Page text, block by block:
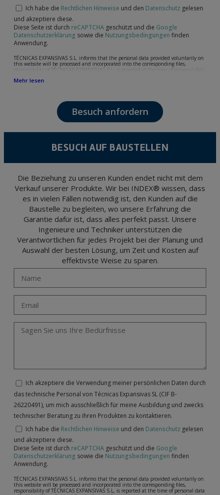
Ich habe die Rechtlichen Hinweise und den Datenschutz gelesen
und akzeptiere diese.
Diese Seite ist durch reCAPTCHA geschützt und die Google
Datenschutzerklärung sowie die Nutzungsbedingungen finden
Anwendung.
TÉCNICAS EXPANSIVAS S.L. informs that the personal data provided voluntarily on
this website will be processed and incorporated into the corresponding files,
responsibility of TÉCNICAS EXPANSIVAS S.L, is reported at the time of personal data
following: attention to your referred request, complaint or question, established
The data in our files are strictly confidential and shall be treated with the utmost
confidentiality and shall comply with all the requirements provided for the General
Data Protection Regulation (GDPR) 2016.
encrypted. Should these details be sent, it is done so under your sole responsibility.
and opposition under the provisions of the General Data Protection Regulation
Portalada II | c/ Segador 13, 26006 | Logroño (La Rioja).
Mehr lesen
Besuch anfordern
BESUCH AUF BAUSTELLEN
Die Beziehung zu unseren Kunden endet nicht mit dem
Verkauf unserer Produkte. Wir bei INDEX® wissen, dass
es in vielen Fällen notwendig ist, den Kunden auf die
Baustelle zu begleiten, wo unsere Erfahrung die
Garantie dafür ist, dass alles perfekt passt. Unsere
Ingenieure und Techniker unterstützen die
Verantwortlichen für jedes Projekt bei der Planung und
Auswahl der besten Lösung, um Zeit und Kosten auf
effektivste Weise zu sparen.
Ich akzeptiere die Verwendung meiner persönlichen Daten durch
das technische Personal von Técnicas Expansivas SL (CIF B-
26220491), um mich ausschließlich für meine Ausbildung und zwecks
technischer Beratung zu ihren Produkten zu kontaktieren.
Ich habe die Rechtlichen Hinweise und den Datenschutz gelesen
und akzeptiere diese.
Diese Seite ist durch reCAPTCHA geschützt und die Google
Datenschutzerklärung sowie die Nutzungsbedingungen finden
Anwendung.
TÉCNICAS EXPANSIVAS S.L. informs that the personal data provided voluntarily on
this website will be processed and incorporated into the corresponding files,
responsibility of TÉCNICAS EXPANSIVAS S.L, is reported at the time of personal data